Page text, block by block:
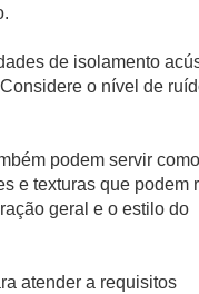
de isolamento
o nível de
podem servir como
e texturas que podem
geral e o estilo do
atender a requisitos